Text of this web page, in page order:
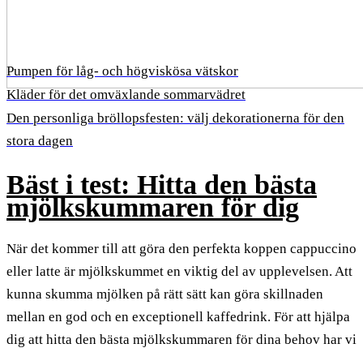
Pumpen för låg- och högviskösa vätskor
Kläder för det omväxlande sommarvädret
Den personliga bröllopsfesten: välj dekorationerna för den
stora dagen
Bäst i test: Hitta den bästa
mjölkskummaren för dig
När det kommer till att göra den perfekta koppen cappuccino
eller latte är mjölkskummet en viktig del av upplevelsen. Att
kunna skumma mjölken på rätt sätt kan göra skillnaden
mellan en god och en exceptionell kaffedrink. För att hjälpa
dig att hitta den bästa mjölkskummaren för dina behov har vi